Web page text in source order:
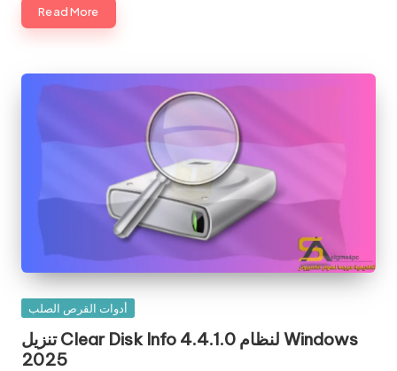
Read More
Posted
أدوات القرص الصلب
تنزيل Clear Disk Info 4.4.1.0 لنظام Windows
2025